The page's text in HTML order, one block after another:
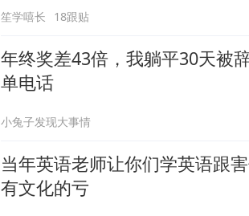
笙学嘻长 18跟贴
年终奖差43倍，我躺平30天被
单电话
小兔子发现大事情
当年英语老师让你们学英语跟
有文化的亏